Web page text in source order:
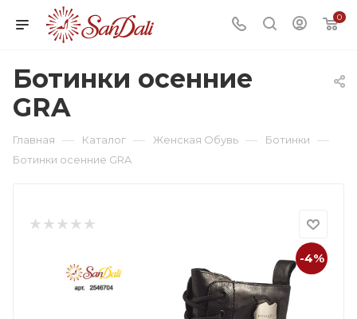
0
Ботинки осенние
GRA
Главная — Каталог — Женская Обувь — Ботинки —
Ботинки осенние GRA
-4%